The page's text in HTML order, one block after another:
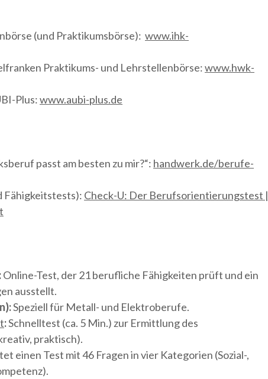
(und Praktikumsbörse): www.ihk-
Praktikums- und Lehrstellenbörse:www.hwk-
Plus:www.aubi-plus.de
passt am besten zu mir?“: handwerk.de/berufe-
Fähigkeitstests): Check-U: Der Berufsorientierungstest |
:Online-Test, der 21 berufliche Fähigkeiten prüft und ein
ausstellt.
Speziell für Metall- und Elektroberufe.
:Schnelltest (ca. 5 Min.) zur Ermittlung des
praktisch).
einen Test mit 46 Fragen in vier Kategorien (Sozial-,